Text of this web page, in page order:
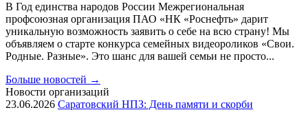
В Год единства народов России Межрегиональная
профсоюзная организация ПАО «НК «Роснефть» дарит
уникальную возможность заявить о себе на всю страну! Мы
объявляем о старте конкурса семейных видеороликов «Свои.
Родные. Разные». Это шанс для вашей семьи не просто...
Больше новостей →
Новости организаций
23.06.2026 Саратовский НПЗ: День памяти и скорби